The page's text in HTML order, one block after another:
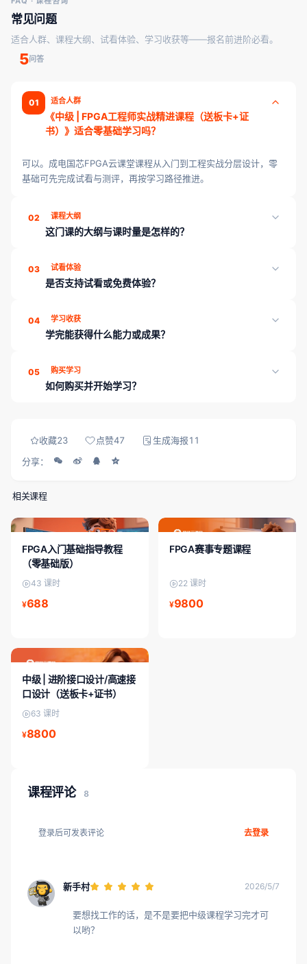
常见问题
适合人群、课程大纲、试看体验、学习收获等——报名前进阶必看。
5问答
01 适合人群
《中级 | FPGA工程师实战精进课程（送板卡+证
书）》适合零基础学习吗？
可以。成电国芯FPGA云课堂课程从入门到工程实战分层设计，零
基础可先完成试看与测评，再按学习路径推进。
02 课程大纲
这门课的大纲与课时量是怎样的？
92 课时，页面「课程目录」可展开查看各章课时；学完可通过章节
测评巩固薄弱点。
03 试看体验
是否支持试看或免费体验？
方式，再决定是否购买。
04 学习收获
学完能获得什么能力或成果？
资料；学习进度云端同步；支持免费试看精选课时。平台另提供章
节测评、工程师工具箱与就业内推，帮助能力可证、对接岗位。
05 购买学习
如何购买并开始学习？
收藏23 点赞47 生成海报11
分享：
相关课程
FPGA入门/初级
FPGA入门基础指导教程
（零基础版）
43 课时
¥688
FPGA赛事专题课程
22 课时
¥9800
中级 | 进阶接口设计/高速接
口设计（送板卡+证书）
63 课时
¥8800
课程评论 8
登录后可发表评论 去登录
新手村 2026/5/7
要想找工作的话，是不是要把中级课程学习完才可
以哟？